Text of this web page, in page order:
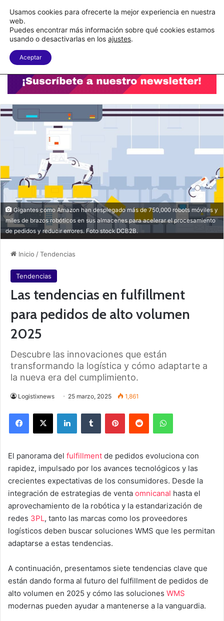
C&A México completa la implementación de su WMS en la nube
Menu
Gigantes como Amazon han desplegado más de 750,000 robots móviles y
miles de brazos robóticos en sus almacenes para acelerar el procesamiento
de pedidos y reducir errores. Foto stock DCB2B.
Inicio /Tendencias
Tendencias
Las tendencias en fulfillment
para pedidos de alto volumen
2025
Descubre las innovaciones que están
transformando la logística y cómo adaptarte a
la nueva era del cumplimiento.
Logistixnews 25 marzo, 2025 1,861
El panorama del fulfillment de pedidos evoluciona con
rapidez, impulsado por los avances tecnológicos y las
crecientes expectativas de los consumidores. Desde la
integración de estrategias de venta omnicanal hasta el
aprovechamiento de la robótica y la estandarización de
redes 3PL, tanto las marcas como los proveedores
logísticos deben buscar soluciones WMS que les permitan
adaptarse a estas tendencias.
A continuación, presentamos siete tendencias clave que
están dando forma al futuro del fulfillment de pedidos de
alto volumen en 2025 y cómo las soluciones WMS
modernas pueden ayudar a mantenerse a la vanguardia.
Usamos cookies para ofrecerte la mejor experiencia en nuestra
web.
Puedes encontrar más información sobre qué cookies estamos
usando o desactivarlas en los ajustes.
Aceptar